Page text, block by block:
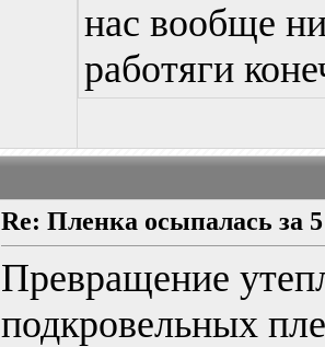
нас вообще
работяги
Re: Пленка осыпалась за
Превращение
подкровельных